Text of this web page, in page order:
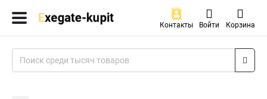
Контакты Войти Корзина